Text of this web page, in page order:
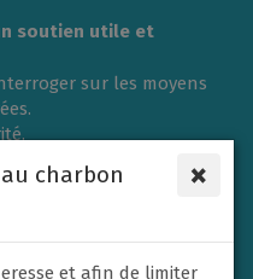
soutien utile et
sur les moyens
importante et doit
sur place.
à la Protection civile en
×
charbon
et afin de limiter